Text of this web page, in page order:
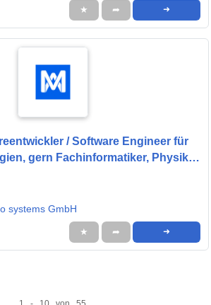
★ ➦ ➜
/ Software Engineer für
gern Fachinformatiker, Physiker
systems GmbH
★ ➦ ➜